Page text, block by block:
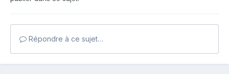
Répondre à ce sujet…